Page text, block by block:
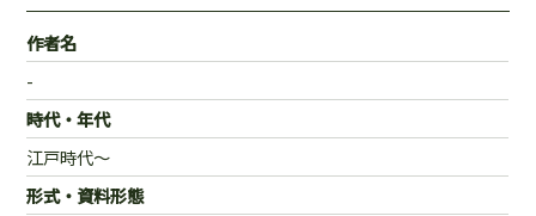
作者名
-
時代・年代
江戸時代～
形式・資料形態